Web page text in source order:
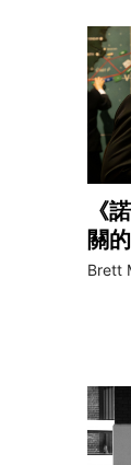
《
關
Brett